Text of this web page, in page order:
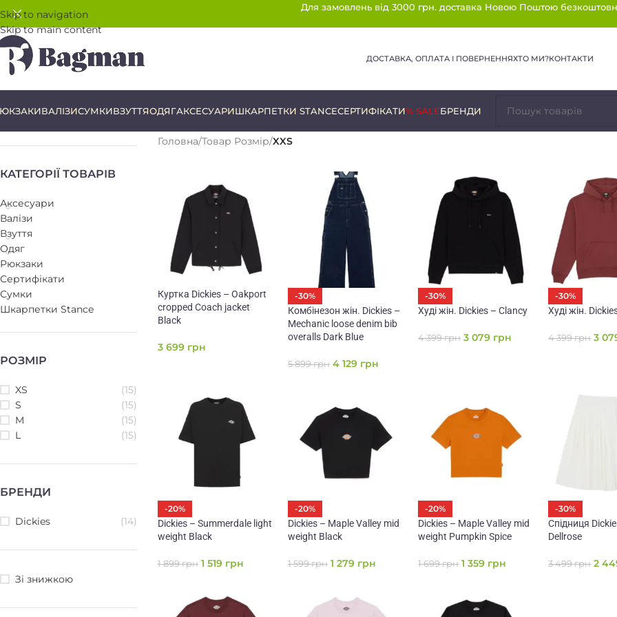
Skip to navigation
Skip to main content
Для замовлень від 3000 грн. доставка Новою Поштою
ДОСТАВКА, ОПЛАТА І ПОВЕРНЕННЯХТО МИ?КОНТАКТИ
ВАЛІЗИСУМКИВЗУТТЯОДЯГАКСЕСУАРИШКАРПЕТКИ STANCEСЕРТИФІКАТИ% SALEБРЕНДИ
КАТЕГОРІЇ ТОВАРІВ
Аксесуари
Валізи
Взуття
Одяг
Рюкзаки
Сертифікати
Сумки
Шкарпетки Stance
РОЗМІР
XS
(15)
S
(15)
M
(15)
L
(15)
БРЕНДИ
Dickies (14)
Зі знижкою
Головна/Товар Розмір/XXS
Куртка Dickies – Oakport
cropped Coach jacket
Black
3 699 грн
-30%
Комбінезон жін. Dickies –
Mechanic loose denim bib
overalls Dark Blue
5 899грн 4 129 грн
-30%
Худі жін. Dickies – Clancy
4 399грн 3 079 грн
-30%
Худі жін.
4 399грн 3
-20%
Dickies – Summerdale light
weight Black
1 899грн 1 519 грн
-20%
Dickies – Maple Valley mid
weight Black
1 599грн 1 279 грн
-20%
Dickies – Maple Valley mid
weight Pumpkin Spice
1 699грн 1 359 грн
-30%
Спідниця
Dellrose
3 499грн 2